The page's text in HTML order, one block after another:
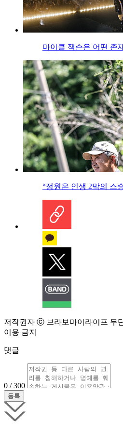
마이클 잭슨은 어떤 존
“정원은 인생 2막의 스
저작권자 ⓒ 브라보마이라이프 무
이용 금지
댓글
0 / 300